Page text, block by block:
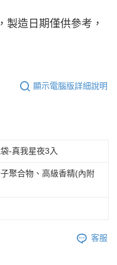
造日期僅供參考，
顯示電腦版詳細說明
-真我星夜3入
聚合物、高級香精(內附
客服